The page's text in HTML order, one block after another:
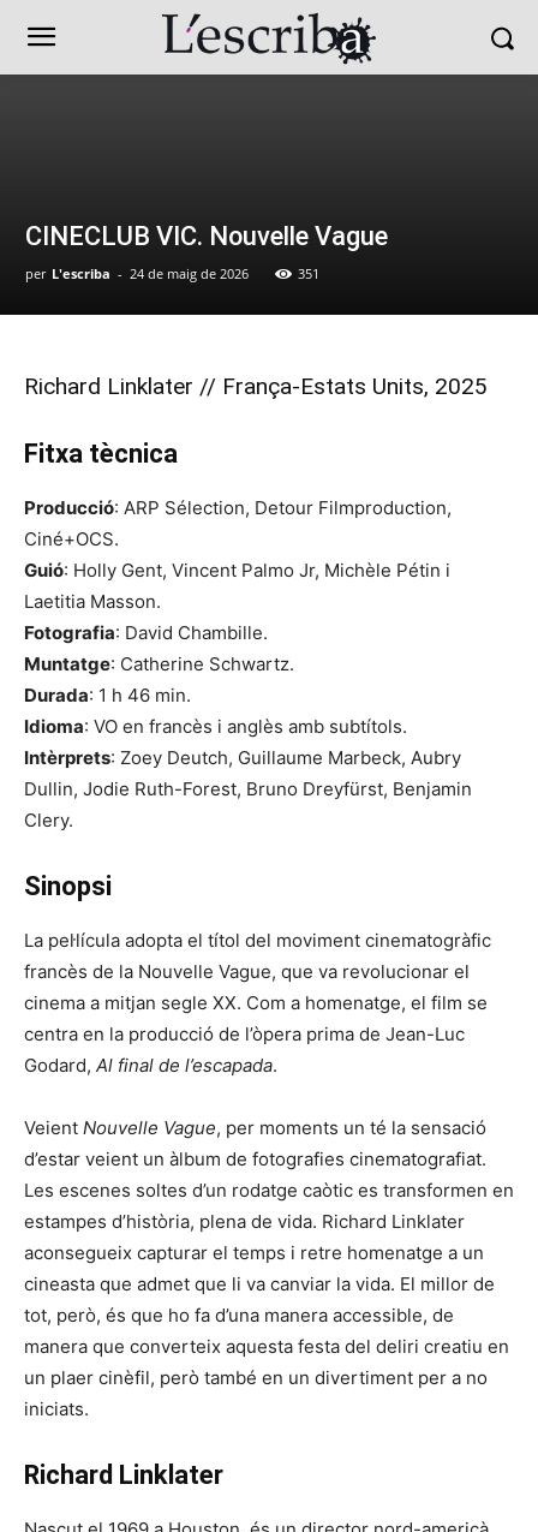
CINECLUB VIC. Nouvelle Vague
per L'escriba - 24 de maig de 2026 351
Richard Linklater // França-Estats Units, 2025
Fitxa tècnica
Producció: ARP Sélection, Detour Filmproduction,
Ciné+OCS.
Guió: Holly Gent, Vincent Palmo Jr, Michèle Pétin i
Laetitia Masson.
Fotografia: David Chambille.
Muntatge: Catherine Schwartz.
Durada: 1 h 46 min.
Idioma: VO en francès i anglès amb subtítols.
Intèrprets: Zoey Deutch, Guillaume Marbeck, Aubry
Dullin, Jodie Ruth-Forest, Bruno Dreyfürst, Benjamin
Clery.
Sinopsi
La pel·lícula adopta el títol del moviment cinematogràfic
francès de la Nouvelle Vague, que va revolucionar el
cinema a mitjan segle XX. Com a homenatge, el film se
centra en la producció de l’òpera prima de Jean-Luc
Godard, Al final de l’escapada.
Veient Nouvelle Vague, per moments un té la sensació
d’estar veient un àlbum de fotografies cinematografiat.
Les escenes soltes d’un rodatge caòtic es transformen en
estampes d’història, plena de vida. Richard Linklater
aconsegueix capturar el temps i retre homenatge a un
cineasta que admet que li va canviar la vida. El millor de
tot, però, és que ho fa d’una manera accessible, de
manera que converteix aquesta festa del deliri creatiu en
un plaer cinèfil, però també en un divertiment per a no
iniciats.
Richard Linklater